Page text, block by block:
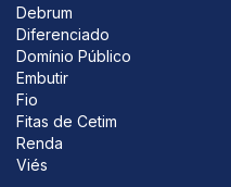
Debrum
Diferenciado
Domínio Público
Embutir
Fio
Fitas de Cetim
Renda
Viés